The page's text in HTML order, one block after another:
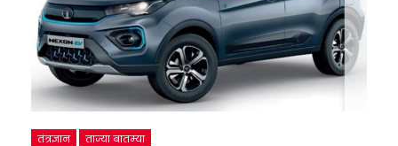
तंत्रज्ञान ताज्या बातम्या